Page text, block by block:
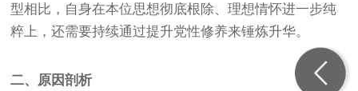
型相比，自身在本位思想彻底根除、理想情怀进一步纯
粹上，还需要持续通过提升党性修养来锤炼升华。
二、原因剖析